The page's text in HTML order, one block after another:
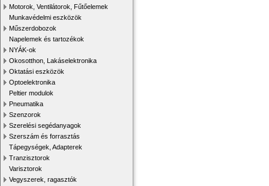
Motorok, Ventilátorok, Fűtőelemek
Munkavédelmi eszközök
Műszerdobozok
Napelemek és tartozékok
NYÁK-ok
Okosotthon, Lakáselektronika
Oktatási eszközök
Optoelektronika
Peltier modulok
Pneumatika
Szenzorok
Szerelési segédanyagok
Szerszám és forrasztás
Tápegységek, Adapterek
Tranzisztorok
Varisztorok
Vegyszerek, ragasztók